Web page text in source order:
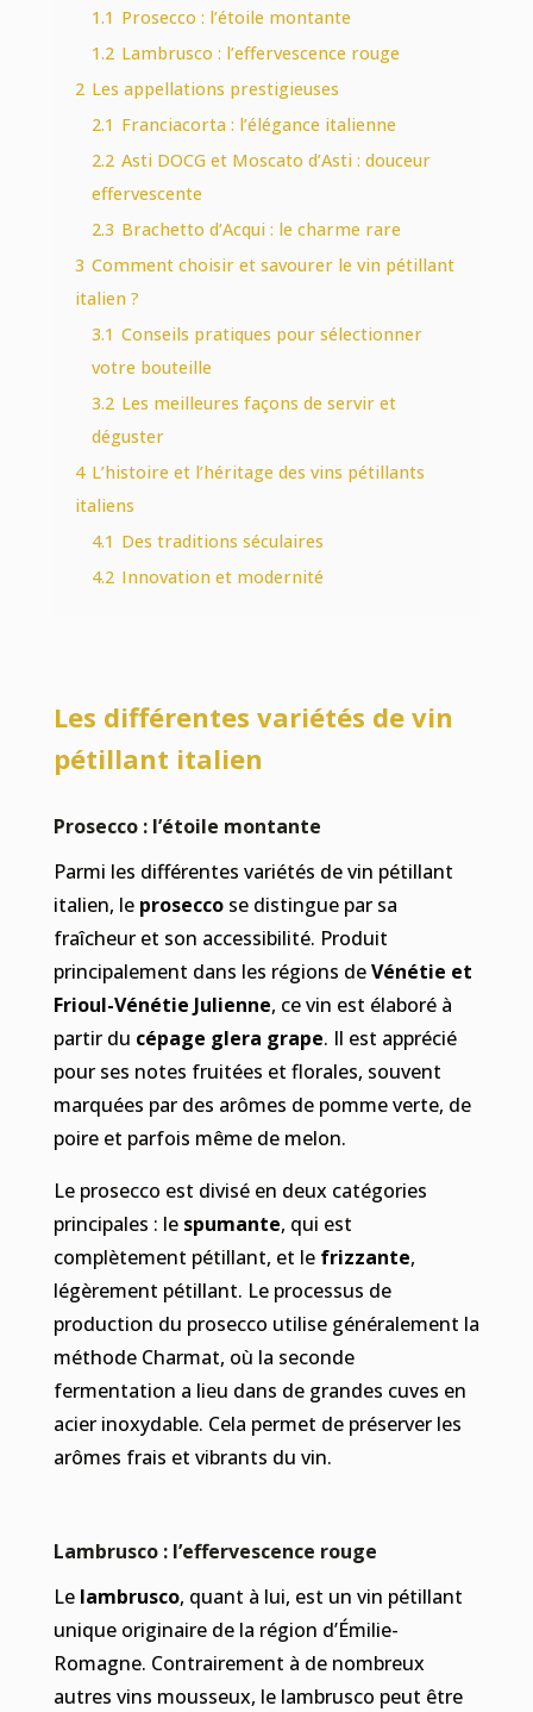
1.1 Prosecco : l’étoile montante
1.2 Lambrusco : l’effervescence rouge
2 Les appellations prestigieuses
2.1 Franciacorta : l’élégance italienne
2.2 Asti DOCG et Moscato d’Asti : douceur
effervescente
2.3 Brachetto d’Acqui : le charme rare
3 Comment choisir et savourer le vin pétillant
italien ?
3.1 Conseils pratiques pour sélectionner
votre bouteille
3.2 Les meilleures façons de servir et
déguster
4 L’histoire et l’héritage des vins pétillants
italiens
4.1 Des traditions séculaires
4.2 Innovation et modernité
Les différentes variétés de vin
pétillant italien
Prosecco : l’étoile montante
Parmi les différentes variétés de vin pétillant
italien, le proseccose distingue par sa
fraîcheur et son accessibilité. Produit
principalement dans les régions deVénétie et
Frioul-Vénétie Julienne, ce vin est élaboré à
partir du cépage glera grape. Il est apprécié
pour ses notes fruitées et florales, souvent
marquées par des arômes de pomme verte, de
poire et parfois même de melon.
Le prosecco est divisé en deux catégories
principales : le spumante, qui est
complètement pétillant, et le frizzante,
légèrement pétillant. Le processus de
production du prosecco utilise généralement la
méthode Charmat, où la seconde
fermentation a lieu dans de grandes cuves en
acier inoxydable. Cela permet de préserver les
arômes frais et vibrants du vin.
Lambrusco : l’effervescence rouge
Le lambrusco, quant à lui, est un vin pétillant
unique originaire de la région d’Émilie-
Romagne. Contrairement à de nombreux
autres vins mousseux, le lambrusco peut être